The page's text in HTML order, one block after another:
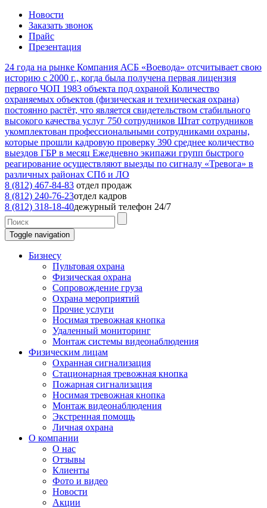
Новости
Заказать звонок
Прайс
Презентация
24 года на рынке Компания АСБ «Воевода» отсчитывает свою
историю с 2000 г., когда была получена первая лицензия
первого ЧОП 1983 объекта под охраной Количество
охраняемых объектов (физическая и техническая охрана)
постоянно растёт, что является свидетельством стабильного
высокого качества услуг 750 сотрудников Штат сотрудников
укомплектован профессиональными сотрудниками охраны,
которые прошли кадровую проверку 390 среднее количество
выездов ГБР в месяц Ежедневно экипажи групп быстрого
реагирование осуществляют выезды по сигналу «Тревога» в
различных районах СПб и ЛО
8 (812) 467-84-83 отдел продаж
8 (812) 240-76-23отдел кадров
8 (812) 318-18-40дежурный телефон 24/7
Toggle navigation
Бизнесу
Пультовая охрана
Физическая охрана
Сопровождение груза
Охрана мероприятий
Прочие услуги
Носимая тревожная кнопка
Удаленный мониторинг
Монтаж системы видеонаблюдения
Физическим лицам
Охранная сигнализация
Стационарная тревожная кнопка
Пожарная сигнализация
Носимая тревожная кнопка
Монтаж видеонаблюдения
Экстренная помощь
Личная охрана
О компании
О нас
Отзывы
Клиенты
Фото и видео
Новости
Акции